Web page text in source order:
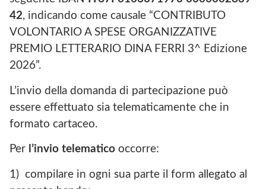
42, indicando come causale “CONTRIBUTO
VOLONTARIO A SPESE ORGANIZZATIVE
PREMIO LETTERARIO DINA FERRI 3^ Edizione
2026”.
L’invio della domanda di partecipazione può
essere effettuato sia telematicamente che in
formato cartaceo.
Per l’invio telematico occorre:
1) compilare in ogni sua parte il form allegato al